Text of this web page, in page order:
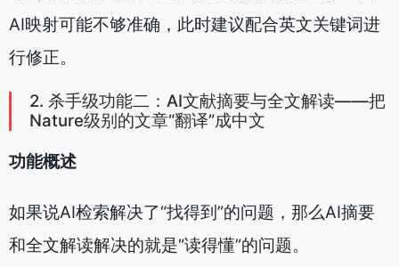
AI映射可能不够准确，此时建议配合英文关键词进
行修正。
2. 杀手级功能二：AI文献摘要与全文解读——把
Nature级别的文章“翻译”成中文
功能概述
如果说AI检索解决了“找得到”的问题，那么AI摘要
和全文解读解决的就是“读得懂”的问题。